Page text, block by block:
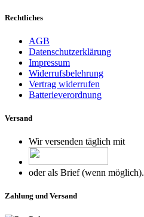
Rechtliches
AGB
Datenschutzerklärung
Impressum
Widerrufsbelehrung
Vertrag widerrufen
Batterieverordnung
Versand
Wir versenden täglich mit
oder als Brief (wenn möglich).
Zahlung und Versand